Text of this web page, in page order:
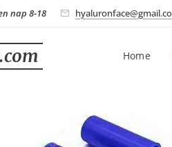
nap 8-18
Home